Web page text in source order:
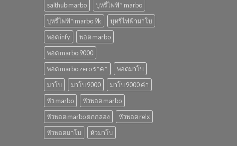
salthub marbo
บุหรี่ไฟฟ้า marbo
บุหรี่ไฟฟ้า marbo 9k
บุหรี่ไฟฟ้ามาโบ
พอต infy
พอต marbo
พอต marbo 9000
พอต marbo zero ราคา
พอตมาโบ
มาโบ
มาโบ 9000
มาโบ 9000 คํา
หัว marbo
หัวพอต marbo
หัวพอต marbo ยกกล่อง
หัวพอต relx
หัวพอตมาโบ
หัวมาโบ